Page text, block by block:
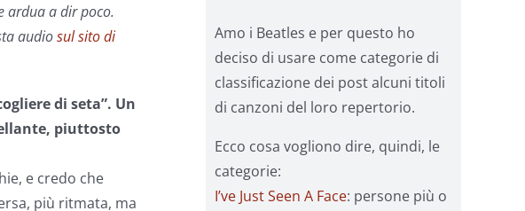
ardua a dir poco.
audiosul sito di
di seta”. Un
piuttosto
e credo che
più ritmata, ma
Amo i Beatles e per questo ho
deciso di usare come categorie di
classificazione dei post alcuni titoli
di canzoni del loro repertorio.
Ecco cosa vogliono dire, quindi, le
categorie:
I’ve Just Seen A Face: persone più o